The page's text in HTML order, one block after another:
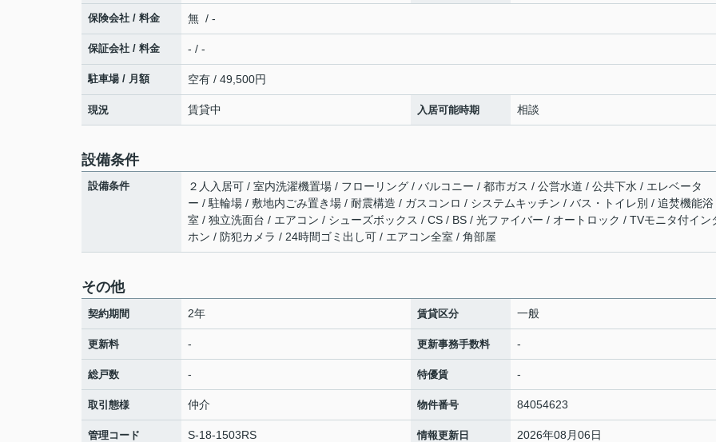
保険会社 / 料金 無 / -
保証会社 / 料金 - / -
駐車場 / 月額 空有 / 49,500円
現況 賃貸中 入居可能時期 相談
設備条件
設備条件
２人入居可 / 室内洗濯機置場 / フローリング / バルコニー / 都市ガス / 公営水道 / 公共下水 / エレベータ
ー / 駐輪場 / 敷地内ごみ置き場 / 耐震構造 / ガスコンロ / システムキッチン / バス・トイレ別 / 追焚機能浴
室 / 独立洗面台 / エアコン / シューズボックス / CS / BS / 光ファイバー / オートロック / TVモニタ付イン
ホン / 防犯カメラ / 24時間ゴミ出し可 / エアコン全室 / 角部屋
その他
契約期間 2年 賃貸区分 一般
更新料 - 更新事務手数料 -
総戸数 - 特優賃 -
取引態様 仲介 物件番号 84054623
管理コード S-18-1503RS 情報更新日 2026年08月06日